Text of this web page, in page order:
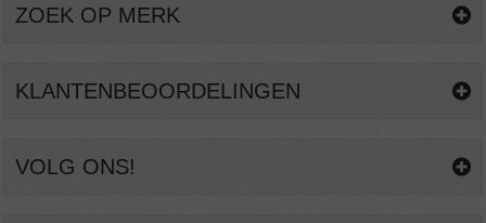
ZOEK OP MERK
KLANTENBEOORDELINGEN
VOLG ONS!